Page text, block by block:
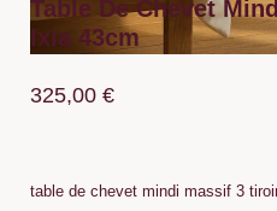
Table De Chevet
Ixia 43cm
325,00 €
table de chevet mindi massif 3